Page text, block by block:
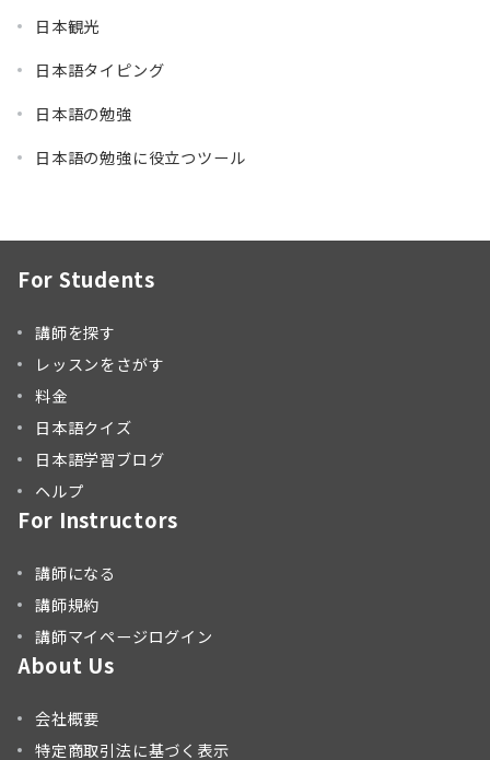
日本観光
日本語タイピング
日本語の勉強
日本語の勉強に役立つツール
For Students
講師を探す
レッスンをさがす
料金
日本語クイズ
日本語学習ブログ
ヘルプ
For Instructors
講師になる
講師規約
講師マイページログイン
About Us
会社概要
特定商取引法に基づく表示